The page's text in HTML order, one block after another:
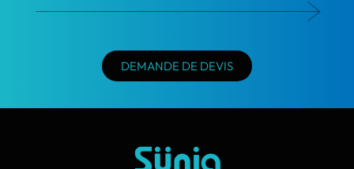
DEMANDE DE DEVIS